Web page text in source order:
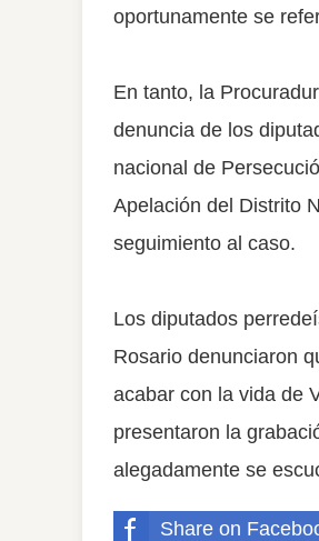
oportunamente se
En tanto, la
denuncia de los
nacional de
Apelación del Distrito
seguimiento al caso.
Los diputados
Rosario denunciaron
acabar con la vida de
presentaron la
alegadamente se
Share on